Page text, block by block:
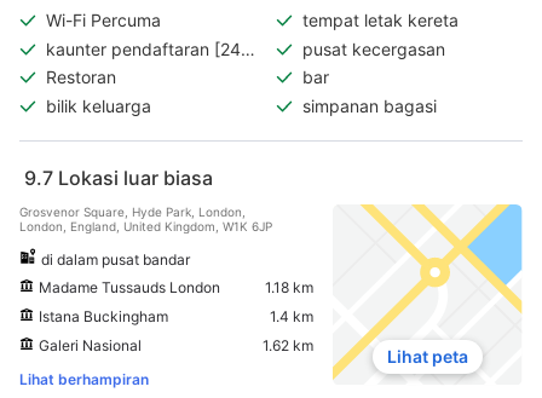
Wi-Fi Percuma
tempat letak kereta
kaunter pendaftaran [24
jam]
pusat kecergasan
Restoran
bar
bilik keluarga
simpanan bagasi
9.7 Lokasi luar biasa
Grosvenor Square, Hyde Park, London,
London, England, United Kingdom, W1K 6JP
di dalam pusat bandar
Madame Tussauds London
1.18 km
Istana Buckingham
1.4 km
Galeri Nasional
1.62 km
Lihat berhampiran
Lihat peta